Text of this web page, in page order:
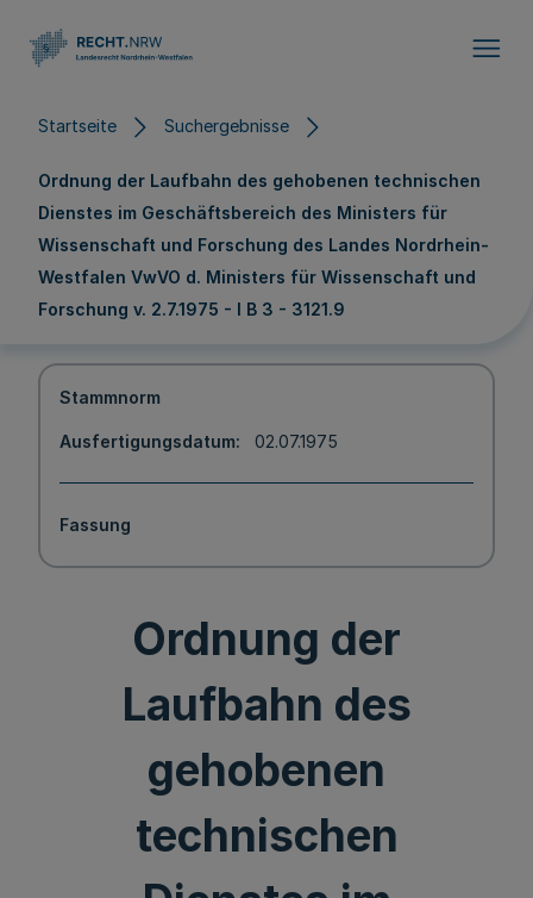
Startseite Suchergebnisse
Ordnung der Laufbahn des gehobenen technischen
Dienstes im Geschäftsbereich des Ministers für
Wissenschaft und Forschung des Landes Nordrhein-
Westfalen VwVO d. Ministers für Wissenschaft und
Forschung v. 2.7.1975 - I B 3 - 3121.9
Stammnorm
Ausfertigungsdatum 02.07.1975
Fassung
Ordnung der
Laufbahn des
gehobenen
technischen